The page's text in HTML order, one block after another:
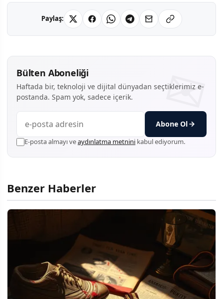
Paylaş:
Bülten Aboneliği
Haftada bir, teknoloji ve dijital dünyadan seçtiklerimiz e-
postanda. Spam yok, sadece içerik.
Abone Ol
E-posta almayı veaydınlatma metnini kabul ediyorum.
Benzer Haberler